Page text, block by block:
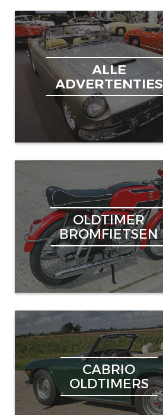
ALLE
ADVERTENTIES
OLDTIMER
BROMFIETSEN
CABRIO
OLDTIMERS